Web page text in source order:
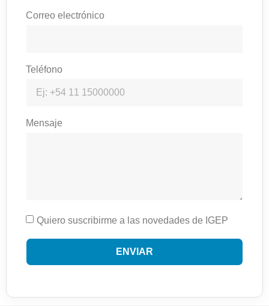
Correo electrónico
Teléfono
Mensaje
Quiero suscribirme a las novedades de IGEP
ENVIAR